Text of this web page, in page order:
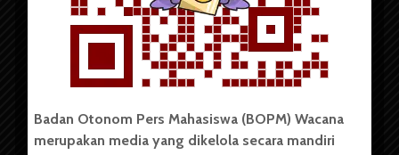
Copyright © 2023. All rights reserved BOPM WACANA.
Badan Otonom Pers Mahasiswa (BOPM) Wacana merupakan
Badan Otonom Pers Mahasiswa (BOPM) Wacana
merupakan media yang dikelola secara mandiri